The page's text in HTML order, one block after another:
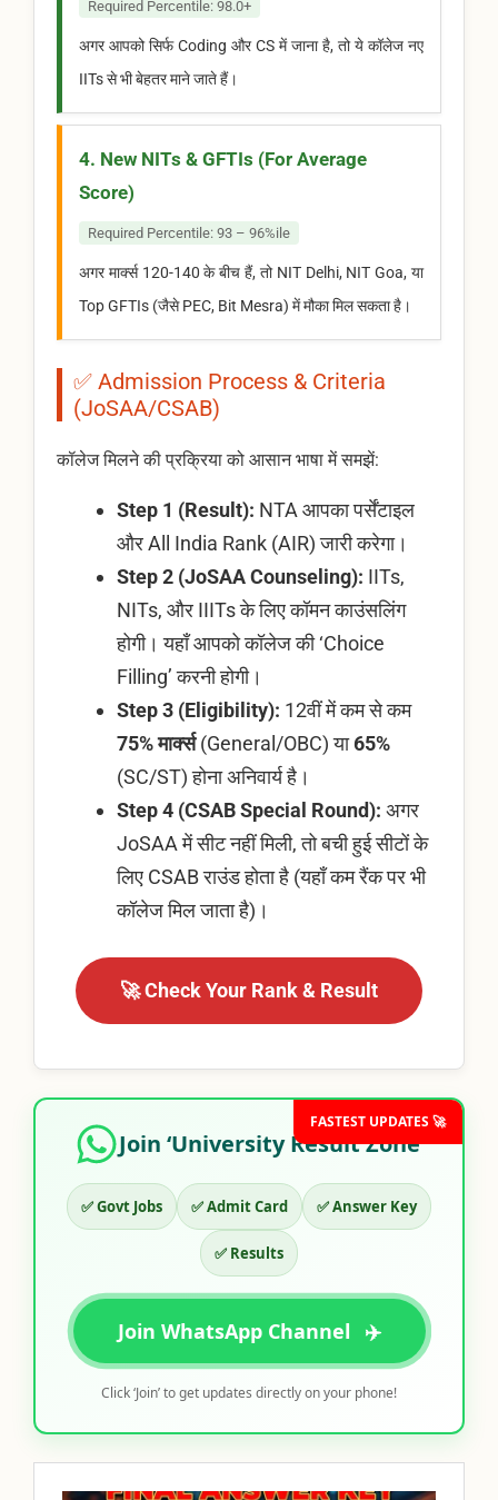
Required Percentile: 98.0+
अगर आपको सिर्फ Coding और CS में जाना है, तो ये कॉलेज नए
IITs से भी बेहतर माने जाते हैं।
4. New NITs & GFTIs (For Average
Score)
Required Percentile: 93 – 96%ile
अगर मार्क्स 120-140 के बीच हैं, तो NIT Delhi, NIT Goa, या
Top GFTIs (जैसे PEC, Bit Mesra) में मौका मिल सकता है।
✅ Admission Process & Criteria
(JoSAA/CSAB)
कॉलेज मिलने की प्रक्रिया को आसान भाषा में समझें:
Step 1 (Result): NTA आपका पर्सेंटाइल
और All India Rank (AIR) जारी करेगा।
Step 2 (JoSAA Counseling): IITs,
NITs, और IIITs के लिए कॉमन काउंसलिंग
होगी। यहाँ आपको कॉलेज की ‘Choice
Filling’ करनी होगी।
Step 3 (Eligibility): 12वीं में कम से कम
75% मार्क्स(General/OBC) या65%
(SC/ST) होना अनिवार्य है।
Step 4 (CSAB Special Round): अगर
JoSAA में सीट नहीं मिली, तो बची हुई सीटों के
लिए CSAB राउंड होता है (यहाँ कम रैंक पर भी
कॉलेज मिल जाता है)।
🚀 Check Your Rank & Result
FASTEST UPDATES 🚀
Join ‘University Result Zone’
✅ Govt Jobs ✅ Admit Card ✅ Answer Key
✅ Results
Join WhatsApp Channel ✈️
Click ‘Join’ to get updates directly on your phone!